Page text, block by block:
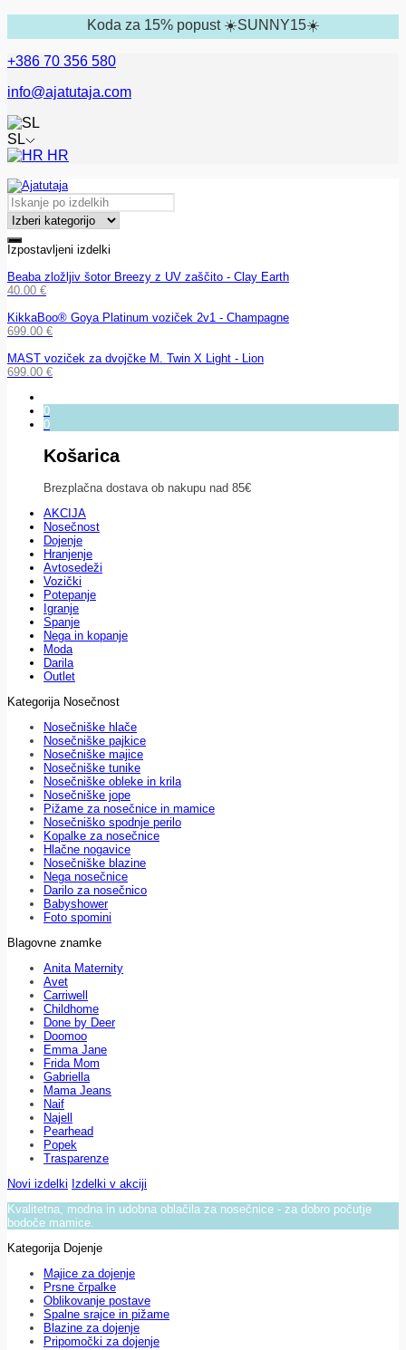
Koda za 15% popust ☀️SUNNY15☀️
+386 70 356 580
info@ajatutaja.com
SL
HR
Izpostavljeni izdelki
Beaba zložljiv šotor Breezy z UV zaščito - Clay Earth
40.00 €
KikkaBoo® Goya Platinum voziček 2v1 - Champagne
699.00 €
MAST voziček za dvojčke M. Twin X Light - Lion
699.00 €
0
0
Košarica
Brezplačna dostava ob nakupu nad 85€
AKCIJA
Nosečnost
Dojenje
Hranjenje
Avtosedeži
Vozički
Potepanje
Igranje
Spanje
Nega in kopanje
Moda
Darila
Outlet
Kategorija Nosečnost
Nosečniške hlače
Nosečniške pajkice
Nosečniške majice
Nosečniške tunike
Nosečniške obleke in krila
Nosečniške jope
Pižame za nosečnice in mamice
Nosečniško spodnje perilo
Kopalke za nosečnice
Hlačne nogavice
Nosečniške blazine
Nega nosečnice
Darilo za nosečnico
Babyshower
Foto spomini
Blagovne znamke
Anita Maternity
Avet
Carriwell
Childhome
Done by Deer
Doomoo
Emma Jane
Frida Mom
Gabriella
Mama Jeans
Naif
Najell
Pearhead
Popek
Trasparenze
Novi izdelki Izdelki v akciji
Kvalitetna, modna in udobna oblačila za nosečnice - za dobro počutje
bodoče mamice.
Kategorija Dojenje
Majice za dojenje
Prsne črpalke
Oblikovanje postave
Spalne srajce in pižame
Blazine za dojenje
Pripomočki za dojenje